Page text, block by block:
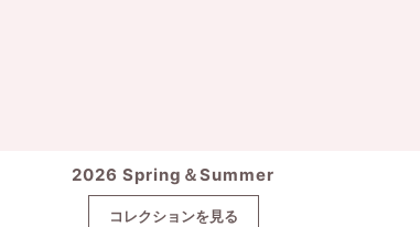
2026 Spring＆Summer
コレクションを見る